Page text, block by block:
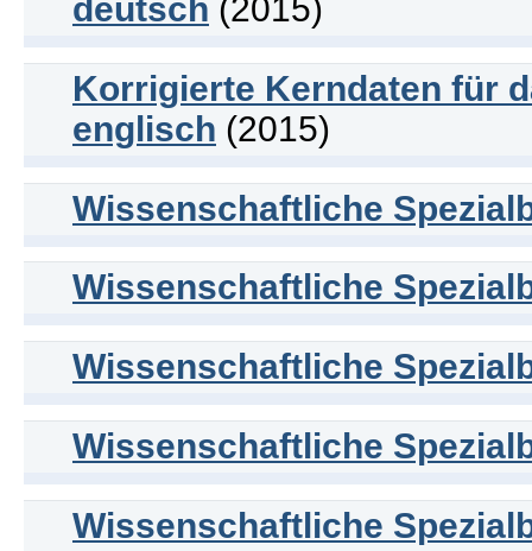
deutsch (2015)
Korrigierte Kerndaten für
englisch (2015)
Wissenschaftliche
Wissenschaftliche
Wissenschaftliche
Wissenschaftliche
Wissenschaftliche